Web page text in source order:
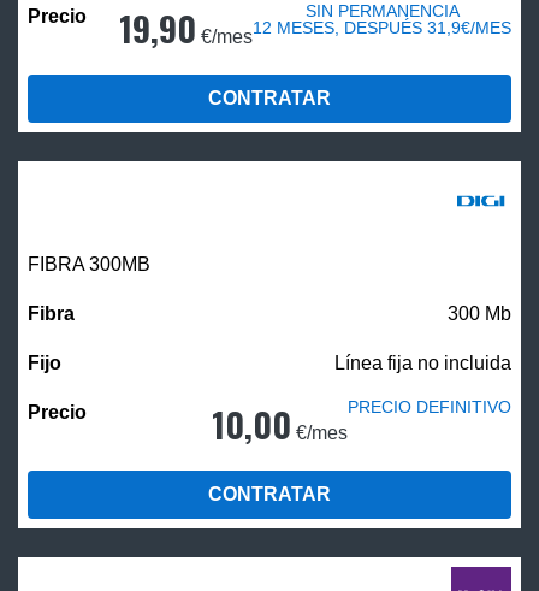
19,90 €/mes
SIN PERMANENCIA
12 MESES, DESPUÉS 31,9€/MES
CONTRATAR
FIBRA 300MB
300 Mb
Línea fija no incluida
10,00 €/mes
PRECIO DEFINITIVO
CONTRATAR